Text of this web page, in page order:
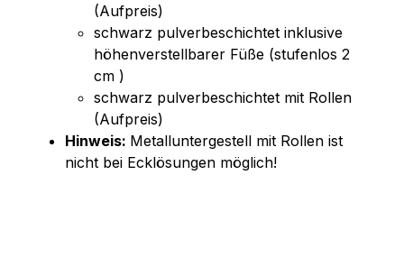
(Aufpreis)
schwarz pulverbeschichtet inklusive
höhenverstellbarer Füße (stufenlos 2
cm )
schwarz pulverbeschichtet mit Rollen
(Aufpreis)
Hinweis: Metalluntergestell mit Rollen ist
nicht bei Ecklösungen möglich!